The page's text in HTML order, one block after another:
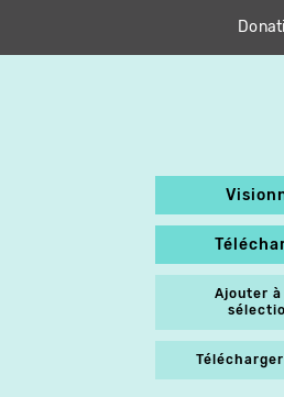
Ajouter à
Télécharger